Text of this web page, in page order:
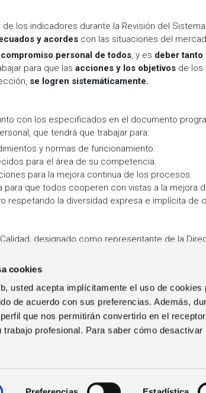
cookies
usted acepta implícitamente el uso de cookies
de acuerdo con sus preferencias. Además,
que nos permitirán convertirlo en el
trabajo profesional. Para saber cómo desactivar
los indicadores durante la Revisión del
y acordes con las situaciones del
personal de todos, y es deber tanto
para que las acciones y los objetivos de los
se logren sistemáticamente.
con los especificados en el documento
que tendrá que trabajar para:
y normas de funcionamiento.
para el área de su competencia.
para la mejora continua de los procesos.
para que todos cooperen con vistas a la mejora
respetando la diversidad expresa e implícita de
designado como representante de la
TRABAJA EN ZUCCHETTI
SPAIN
Nuestro